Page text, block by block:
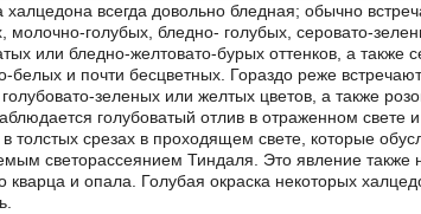
халцедона всегда довольно бледная; обычно
молочно-голубых, бледно- голубых, серовато-
или бледно-желтовато-бурых оттенков, а также
белых и почти бесцветных. Гораздо реже
зеленых или желтых цветов, а также
голубоватый отлив в отраженном свете
в толстых срезах в проходящем свете, которые
светорассеянием Тиндаля. Это явление также
кварца и опала. Голубая окраска некоторых